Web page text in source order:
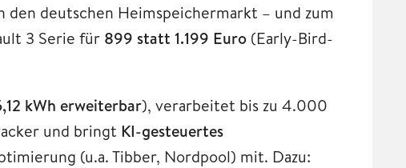
den deutschen Heimspeichermarkt – und zum
3 Serie für 899 statt 1.199 Euro (Early-Bird-
kWh erweiterbar), verarbeitet bis zu 4.000
und bringt KI-gesteuertes
(u.a. Tibber, Nordpool) mit. Dazu: